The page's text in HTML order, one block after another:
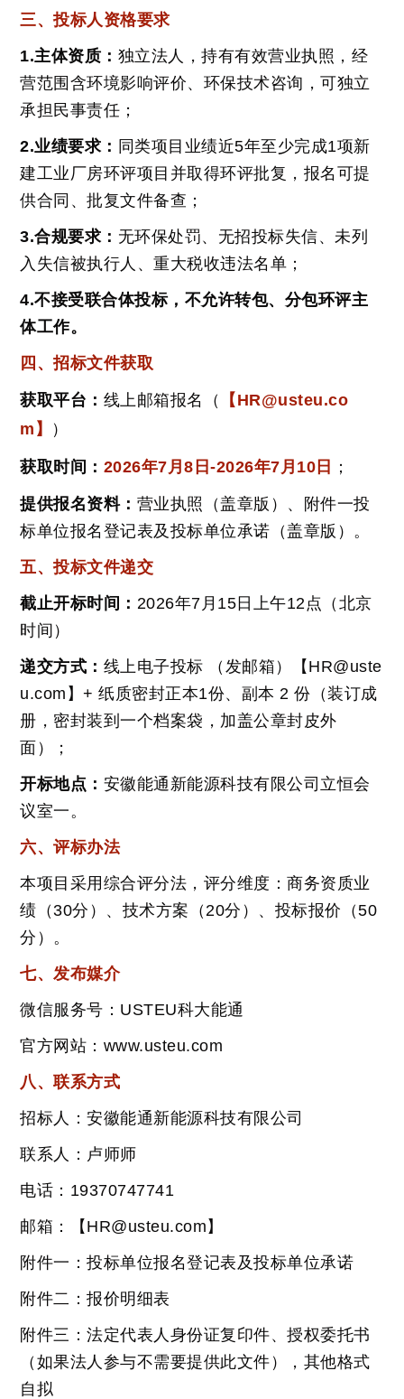
三、投标人资格要求
1.主体资质： 独立法人，持有有效营业执照，经
营范围含环境影响评价、环保技术咨询，可独立
承担民事责任；
2.业绩要求： 同类项目业绩近5年至少完成1项新
建工业厂房环评项目并取得环评批复，报名可提
供合同、批复文件备查；
3.合规要求： 无环保处罚、无招投标失信、未列
入失信被执行人、重大税收违法名单；
4.不接受联合体投标，不允许转包、分包环评主
体工作。
四、招标文件获取
获取平台： 线上邮箱报名（
【HR@usteu.co
m】
）
获取时间： 2026年7月8日-2026年7月10日 ；
提供报名资料： 营业执照（盖章版）、附件一投
标单位报名登记表及投标单位承诺（盖章版）。
五、投标文件递交
截止开标时间： 2026年7月15日上午12点（北京
时间）
递交方式： 线上电子投标 （发邮箱）【HR@uste
u.com】+ 纸质密封正本1份、副本 2 份（装订成
册，密封装到一个档案袋，加盖公章封皮外
面）；
开标地点： 安徽能通新能源科技有限公司立恒会
议室一。
六、评标办法
本项目采用综合评分法，评分维度：商务资质业
绩（30分）、技术方案（20分）、投标报价（50
分）。
七、发布媒介
微信服务号：USTEU科大能通
官方网站：www.usteu.com
八、联系方式
招标人：安徽能通新能源科技有限公司
联系人：卢师师
电话：19370747741
邮箱：【HR@usteu.com】
附件一：投标单位报名登记表及投标单位承诺
附件二：报价明细表
附件三：法定代表人身份证复印件、授权委托书
（如果法人参与不需要提供此文件），其他格式
自拟